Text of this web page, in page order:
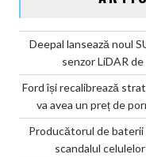
Deepal lansează noul
senzor LiDAR
Ford își recalibrează
va avea un preț de
Producătorul de
scandalul